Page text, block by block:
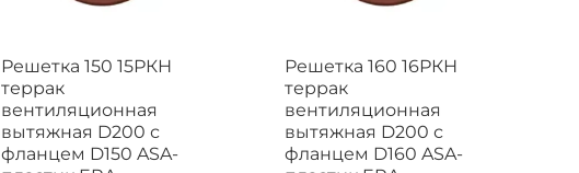
Решетка 150 15РКН
террак
вентиляционная
вытяжная D200 с
фланцем D150 ASA-
Решетка 160 16РКН
террак
вентиляционная
вытяжная D200 с
фланцем D160 ASA-